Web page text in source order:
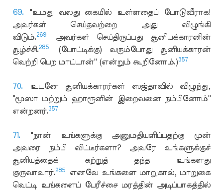
69. "உமது வலது கையில் உள்ளதைப் போடுவீராக!
அவர்கள் செய்தவற்றை அது விழுங்கி
விடும்.269
அவர்கள் செய்திருப்பது சூனியக்காரனின்
சூழ்ச்சி.285
(போட்டிக்கு) வரும்போது சூனியக்காரன்
வெற்றி பெற மாட்டான்'' (என்றும் கூறினோம்.)357
70.
உடனே சூனியக்காரர்கள் ஸஜ்தாவில் விழுந்து,
"மூஸா மற்றும் ஹாரூனின் இறைவனை நம்பினோம்''
என்றனர்.357
71. "நான் உங்களுக்கு அனுமதியளிப்பதற்கு முன்
அவரை நம்பி விட்டீர்களா? அவரே உங்களுக்குச்
சூனியத்தைக் கற்றுத் தந்த உங்களது
குருவாவார்.285
எனவே உங்களை மாறுகால், மாறுகை
வெட்டி உங்களைப் பேரீச்சை மரத்தின் அடிப்பாகத்தில்